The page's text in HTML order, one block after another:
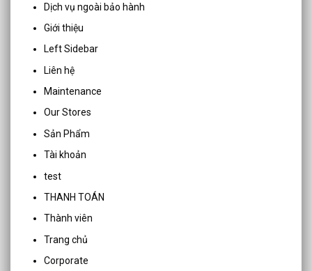
Dịch vụ ngoài bảo hành
Giới thiệu
Left Sidebar
Liên hệ
Maintenance
Our Stores
Sản Phẩm
Tài khoản
test
THANH TOÁN
Thành viên
Trang chủ
Corporate